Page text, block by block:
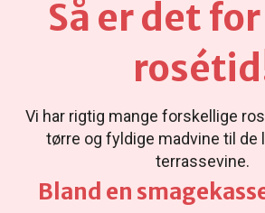
Så er det
Vi har rigtig mange forskellige
tørre og fyldige madvine til de
terrassevine.
Bland en